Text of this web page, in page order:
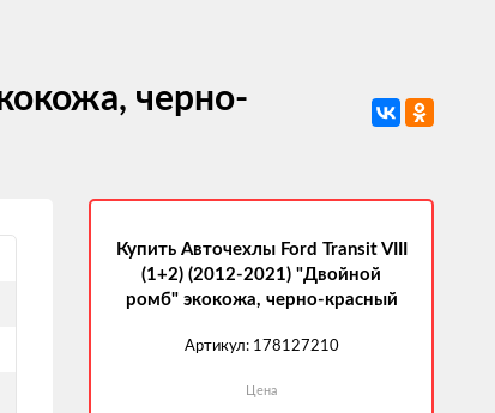
черно-
Купить Авточехлы Ford Transit VIII
(1+2) (2012-2021) "Двойной
ромб" экокожа, черно-красный
Артикул: 178127210
Цена